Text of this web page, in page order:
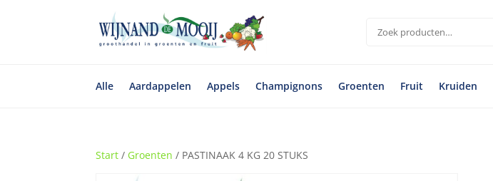
Zoeken
Alle Aardappelen Appels Champignons Groenten Fruit Kruiden
Start / Groenten / PASTINAAK 4 KG 20 STUKS